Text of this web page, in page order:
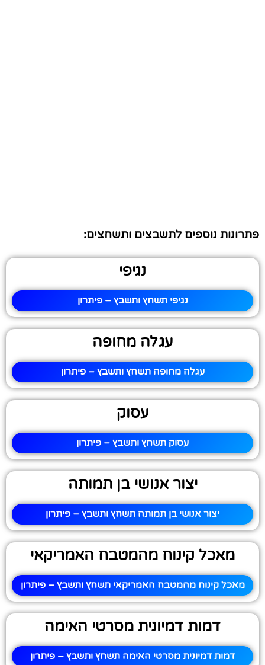
פתרונות נוספים לתשבצים ותשחצים:
נגיפי
נגיפי תשחץ ותשבץ – פיתרון
עגלה מחופה
עגלה מחופה תשחץ ותשבץ – פיתרון
עסוק
עסוק תשחץ ותשבץ – פיתרון
יצור אנושי בן תמותה
יצור אנושי בן תמותה תשחץ ותשבץ – פיתרון
מאכל קינוח מהמטבח האמריקאי
מאכל קינוח מהמטבח האמריקאי תשחץ ותשבץ – פיתרון
דמות דמיונית מסרטי האימה
דמות דמיונית מסרטי האימה תשחץ ותשבץ – פיתרון